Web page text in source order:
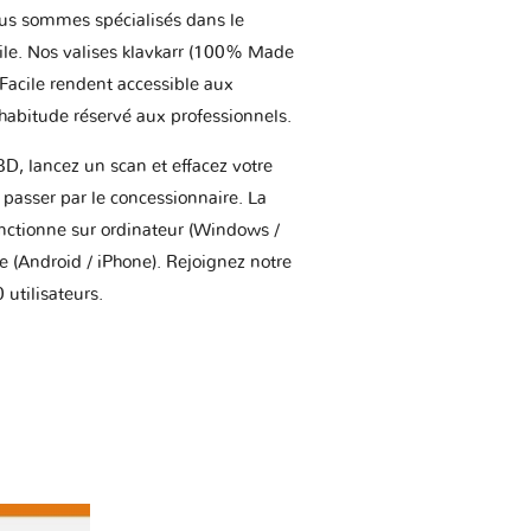
sommes spécialisés dans le
Nos valises klavkarr (100% Made
rendent accessible aux
réservé aux professionnels.
lancez un scan et effacez votre
par le concessionnaire. La
sur ordinateur (Windows /
(Android / iPhone). Rejoignez notre
utilisateurs.